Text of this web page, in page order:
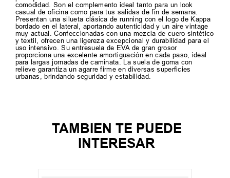
comodidad. Son el complemento ideal tanto para un look
casual de oficina como para tus salidas de fin de semana.
Presentan una silueta clásica de running con el logo de Kappa
bordado en el lateral, aportando autenticidad y un aire vintage
muy actual. Confeccionadas con una mezcla de cuero sintético
y textil, ofrecen una ligereza excepcional y durabilidad para el
uso intensivo. Su entresuela de EVA de gran grosor
proporciona una excelente amortiguación en cada paso, ideal
para largas jornadas de caminata. La suela de goma con
relieve garantiza un agarre firme en diversas superficies
urbanas, brindando seguridad y estabilidad.
TAMBIEN TE PUEDE
INTERESAR